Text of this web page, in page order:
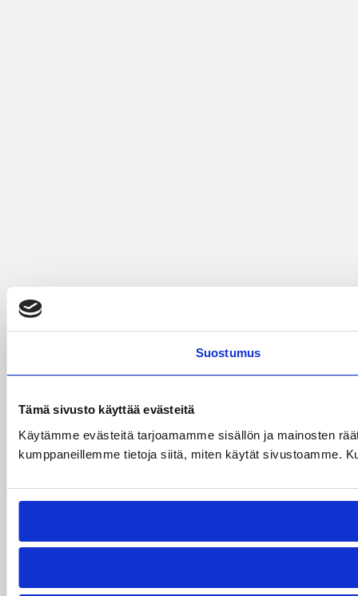
Suostumus
Tämä sivusto käyttää evästeitä
Käytämme evästeitä tarjoamamme sisällön ja mainosten
kumppaneillemme tietoja siitä, miten käytät sivustoamme.